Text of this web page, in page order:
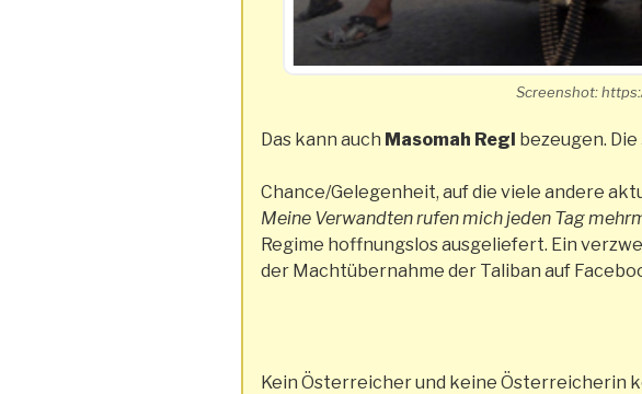
Screenshot:
Das kann auch Masomah Regl bezeugen.
Chance/Gelegenheit, auf die viele andere
Meine Verwandten rufen mich jeden Tag
Regime hoffnungslos ausgeliefert. Ein
der Machtübernahme der Taliban auf
Kein Österreicher und keine Österreicherin